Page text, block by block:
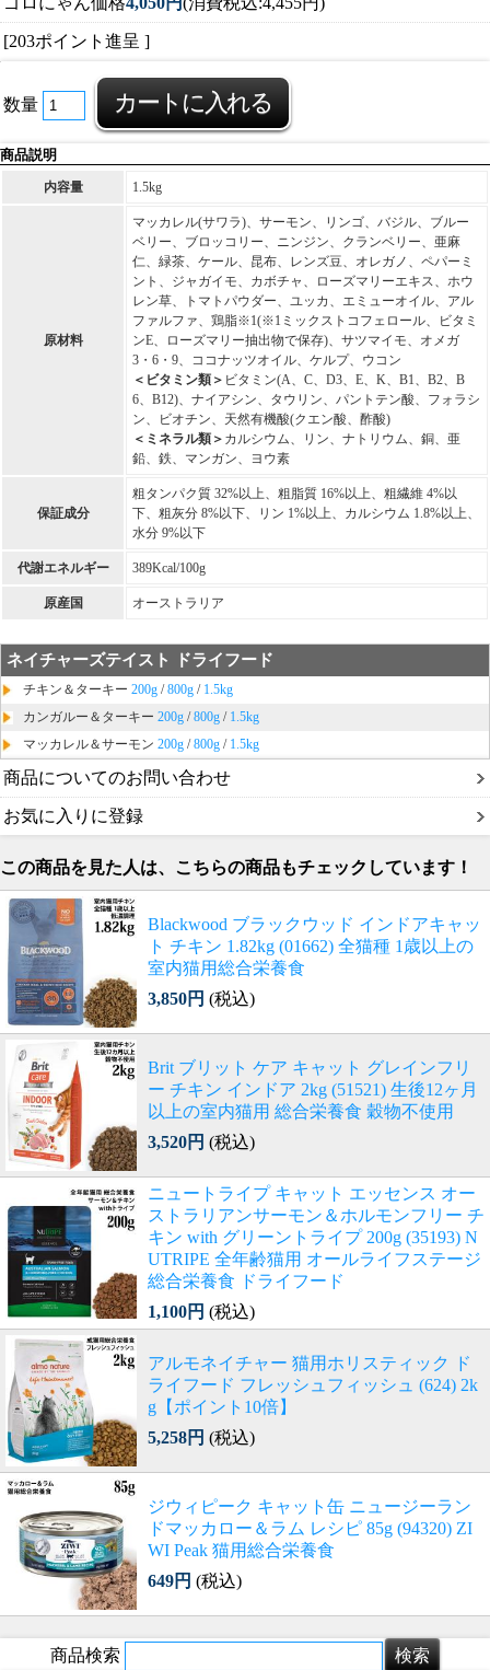
[203ポイント進呈 ]
数量
商品説明
内容量 1.5kg
原材料
マッカレル(サワラ)、サーモン、リンゴ、バジル、ブルー
ベリー、ブロッコリー、ニンジン、クランベリー、亜麻
仁、緑茶、ケール、昆布、レンズ豆、オレガノ、ペパーミ
ント、ジャガイモ、カボチャ、ローズマリーエキス、ホウ
レン草、トマトパウダー、ユッカ、エミューオイル、アル
ファルファ、鶏脂※1(※1ミックストコフェロール、ビタミ
ンE、ローズマリー抽出物で保存)、サツマイモ、オメガ
3・6・9、ココナッツオイル、ケルプ、ウコン
＜ビタミン類＞ ビタミン(A、C、D3、E、K、B1、B2、B
6、B12)、ナイアシン、タウリン、パントテン酸、フォラシ
ン、ビオチン、天然有機酸(クエン酸、酢酸)
＜ミネラル類＞ カルシウム、リン、ナトリウム、銅、亜
鉛、鉄、マンガン、ヨウ素
保証成分
粗タンパク質 32%以上、粗脂質 16%以上、粗繊維 4%以
下、粗灰分 8%以下、リン 1%以上、カルシウム 1.8%以上、
水分 9%以下
代謝エネルギー 389Kcal/100g
原産国 オーストラリア
ネイチャーズテイスト ドライフード
チキン＆ターキー 200g /800g / 1.5kg
カンガルー＆ターキー 200g /800g / 1.5kg
マッカレル＆サーモン 200g /800g / 1.5kg
商品についてのお問い合わせ
お気に入りに登録
この商品を見た人は、こちらの商品もチェックしています！
Blackwood ブラックウッド インドアキャッ
ト チキン 1.82kg (01662) 全猫種 1歳以上の
室内猫用総合栄養食
3,850円 (税込)
Brit ブリット ケア キャット グレインフリ
ー チキン インドア 2kg (51521) 生後12ヶ月
以上の室内猫用 総合栄養食 穀物不使用
3,520円 (税込)
ニュートライプ キャット エッセンス オー
ストラリアンサーモン＆ホルモンフリー チ
キン with グリーントライプ 200g (35193) N
UTRIPE 全年齢猫用 オールライフステージ
総合栄養食 ドライフード
1,100円 (税込)
アルモネイチャー 猫用ホリスティック ド
ライフード フレッシュフィッシュ (624) 2k
g【ポイント10倍】
5,258円 (税込)
ジウィピーク キャット缶 ニュージーラン
ドマッカロー＆ラム レシピ 85g (94320) ZI
WI Peak 猫用総合栄養食
649円 (税込)
商品検索